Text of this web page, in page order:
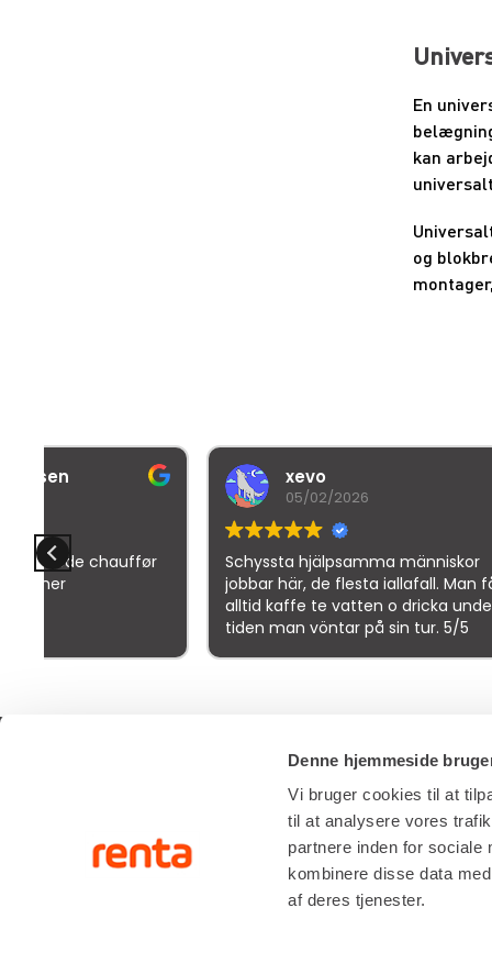
Denne hjemmeside
Vi bruger cookies til at
til at analysere vores
partnere inden for sociale
kombinere disse data
af deres tjenester.
En
kan
og
xevo
Schyssta hjälpsamma människor
jobbar här, de flesta iallafall. Man får
alltid kaffe te vatten o dricka under
tiden man vöntar på sin tur. 5/5
Denne
Renta A/S